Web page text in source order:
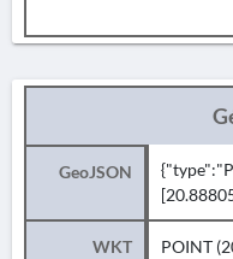
GeoJSON
WKT POINT